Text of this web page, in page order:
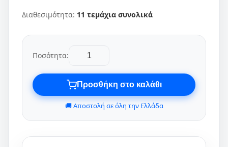
Διαθεσιμότητα: 11 τεμάχια συνολικά
Ποσότητα:
Προσθήκη στο καλάθι
🚚 Αποστολή σε όλη την Ελλάδα